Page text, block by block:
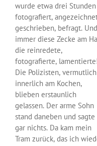
wurde etwa drei Stunden
fotografiert,
geschrieben, befragt. Und
immer diese Zecke am
die reinredete,
fotografierte,
Die Polizisten, vermutlich
innerlich am Kochen,
blieben erstaunlich
gelassen. Der arme Sohn
stand daneben und sagte
gar nichts. Da kam mein
Tram zurück, das ich